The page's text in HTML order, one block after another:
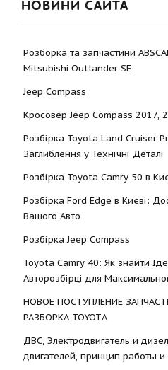
НОВИНИ САЙТА
Розборка та запчастини
Mitsubishi Outlander SE
Jeep Compass
Кросовер Jeep Compass 2017,
Розбірка Toyota Land Cruiser
Заглиблення у Технічні Деталі
Розбірка Toyota Camry 50 в
Розбірка Ford Edge в Києві:
Вашого Авто
Розбірка Jeep Compass
Toyota Camry 40: Як знайти
Авторозбірці для
НОВОЕ ПОСТУПЛЕНИЕ
РАЗБОРКА TOYOTА
ДВС, Электродвигатель и
двигателей, принцип работы и